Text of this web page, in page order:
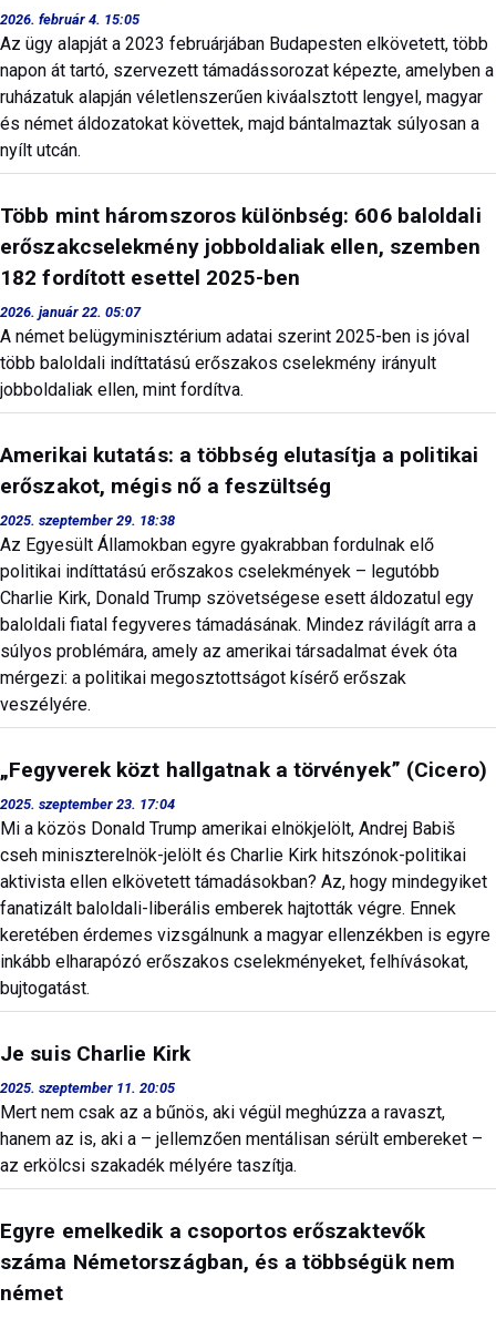
2026. február 4. 15:05
Az ügy alapját a 2023 februárjában Budapesten elkövetett, több
napon át tartó, szervezett támadássorozat képezte, amelyben a
ruházatuk alapján véletlenszerűen kiváalsztott lengyel, magyar
és német áldozatokat követtek, majd bántalmaztak súlyosan a
nyílt utcán.
Több mint háromszoros különbség: 606 baloldali
erőszakcselekmény jobboldaliak ellen, szemben
182 fordított esettel 2025-ben
2026. január 22. 05:07
A német belügyminisztérium adatai szerint 2025-ben is jóval
több baloldali indíttatású erőszakos cselekmény irányult
jobboldaliak ellen, mint fordítva.
Amerikai kutatás: a többség elutasítja a politikai
erőszakot, mégis nő a feszültség
2025. szeptember 29. 18:38
Az Egyesült Államokban egyre gyakrabban fordulnak elő
politikai indíttatású erőszakos cselekmények – legutóbb
Charlie Kirk, Donald Trump szövetségese esett áldozatul egy
baloldali fiatal fegyveres támadásának. Mindez rávilágít arra a
súlyos problémára, amely az amerikai társadalmat évek óta
mérgezi: a politikai megosztottságot kísérő erőszak
veszélyére.
„Fegyverek közt hallgatnak a törvények” (Cicero)
2025. szeptember 23. 17:04
Mi a közös Donald Trump amerikai elnökjelölt, Andrej Babiš
cseh miniszterelnök-jelölt és Charlie Kirk hitszónok-politikai
aktivista ellen elkövetett támadásokban? Az, hogy mindegyiket
fanatizált baloldali-liberális emberek hajtották végre. Ennek
keretében érdemes vizsgálnunk a magyar ellenzékben is egyre
inkább elharapózó erőszakos cselekményeket, felhívásokat,
bujtogatást.
Je suis Charlie Kirk
2025. szeptember 11. 20:05
Mert nem csak az a bűnös, aki végül meghúzza a ravaszt,
hanem az is, aki a – jellemzően mentálisan sérült embereket –
az erkölcsi szakadék mélyére taszítja.
Egyre emelkedik a csoportos erőszaktevők
száma Németországban, és a többségük nem
német